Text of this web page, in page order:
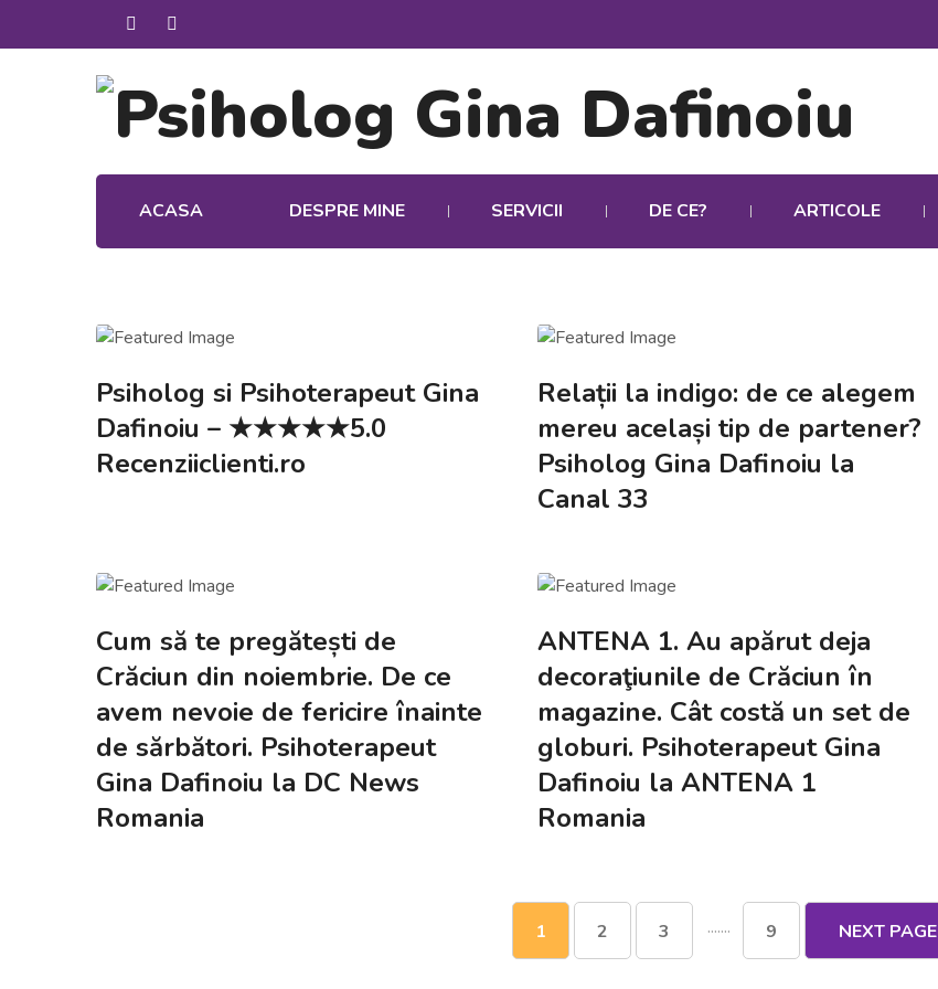
ACASA DESPRE MINE SERVICII DE CE? ARTICOLE
Psiholog si Psihoterapeut Gina
Dafinoiu – ★★★★★5.0
Recenziiclienti.ro
Relații la indigo: de ce alegem
mereu același tip de partener?
Psiholog Gina Dafinoiu la
Canal 33
Cum să te pregătești de
Crăciun din noiembrie. De ce
avem nevoie de fericire înainte
de sărbători. Psihoterapeut
Gina Dafinoiu la DC News
Romania
ANTENA 1. Au apărut deja
decoraţiunile de Crăciun în
magazine. Cât costă un set de
globuri. Psihoterapeut Gina
Dafinoiu la ANTENA 1
Romania
1 2 3 ....... 9 NEXT PAGE